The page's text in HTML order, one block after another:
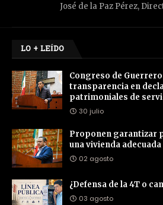
José de la Paz Pérez,
LO + LEÍDO
Congreso de
transparencia en
patrimoniales de
30 julio
Proponen garantizar
una vivienda
02 agosto
¿Defensa de la 4T o
03 agosto